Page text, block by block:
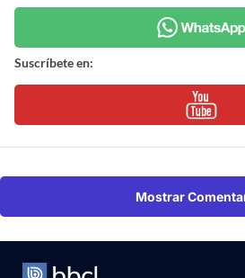
Suscríbete en:
Mostrar